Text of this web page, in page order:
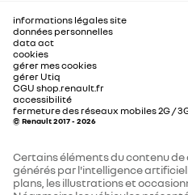
informations légales site
données personnelles
data act
cookies
gérer mes cookies
gérer Utiq
CGU shop.renault.fr
accessibilité
fermeture des réseaux mobiles 2G /
© Renault 2017 - 2026
Certains éléments du contenu
générés par l'intelligence
plans, les illustrations et